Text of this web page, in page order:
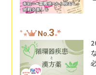
No.3